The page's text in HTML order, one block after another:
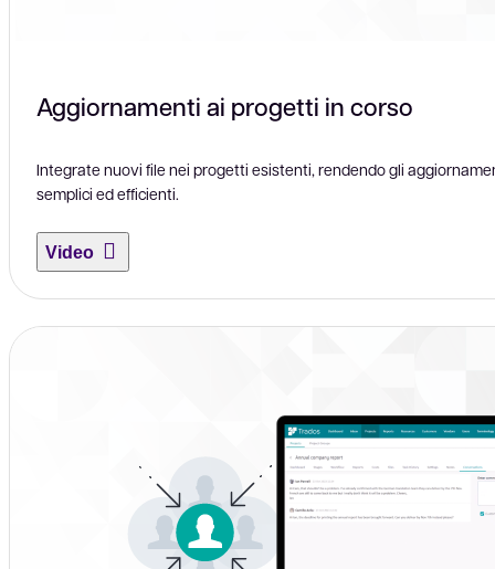
Aggiornamenti ai progetti in corso
Integrate nuovi file nei progetti esistenti, rendendo gli
semplici ed efficienti.
Video